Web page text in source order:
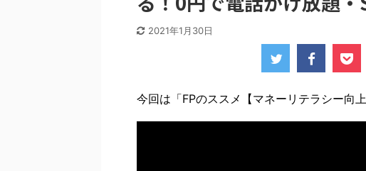
2021年1月30日
今回は「FPのススメ【マネーリテラシー向